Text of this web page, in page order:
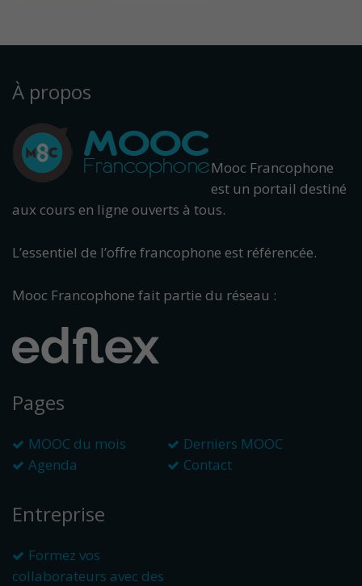
À propos
Mooc Francophone
est un portail destiné
aux cours en ligne ouverts à tous.
L’essentiel de l’offre francophone est référencée.
Mooc Francophone fait partie du réseau :
Pages
MOOC du mois
Derniers MOOC
Agenda
Contact
Entreprise
Formez vos
collaborateurs avec des